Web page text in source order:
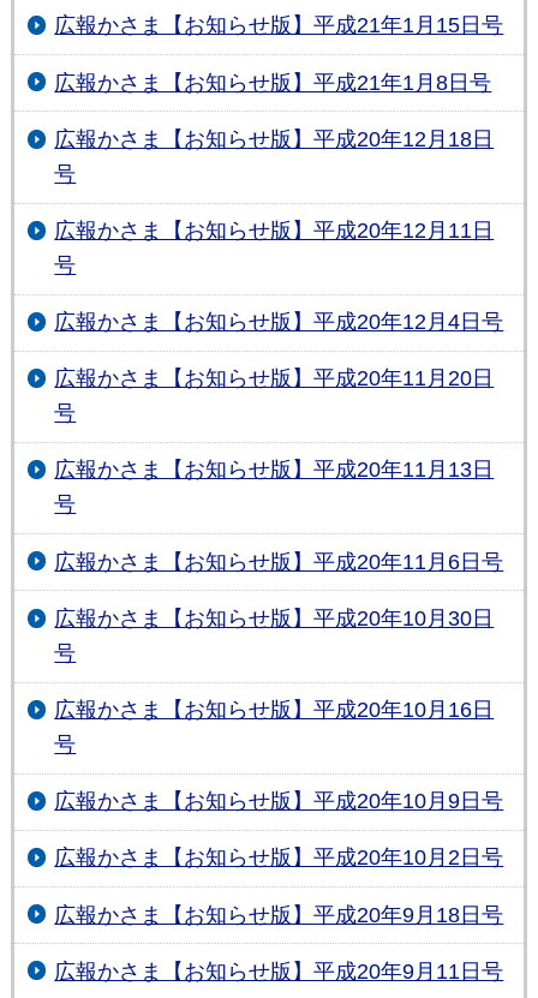
広報かさま【お知らせ版】平成21年1月15日号
広報かさま【お知らせ版】平成21年1月8日号
広報かさま【お知らせ版】平成20年12月18日
号
広報かさま【お知らせ版】平成20年12月11日
号
広報かさま【お知らせ版】平成20年12月4日号
広報かさま【お知らせ版】平成20年11月20日
号
広報かさま【お知らせ版】平成20年11月13日
号
広報かさま【お知らせ版】平成20年11月6日号
広報かさま【お知らせ版】平成20年10月30日
号
広報かさま【お知らせ版】平成20年10月16日
号
広報かさま【お知らせ版】平成20年10月9日号
広報かさま【お知らせ版】平成20年10月2日号
広報かさま【お知らせ版】平成20年9月18日号
広報かさま【お知らせ版】平成20年9月11日号